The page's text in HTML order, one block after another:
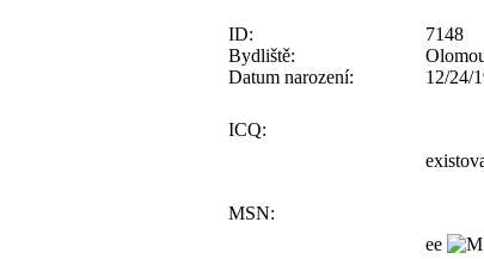
ID:
7148
Bydliště:
Datum narození:
12/24/
ICQ:
MSN:
ee